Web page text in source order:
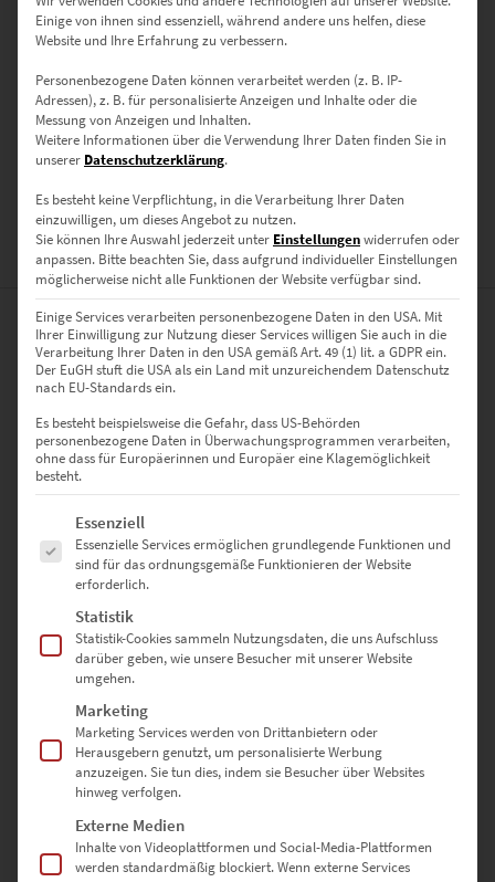
PRODUKT BESONDERHEITEN
AUSFÜHRUNG
Poster, Leinwand auf Keilrahmen, Acrylglas
GRÖSSE
cm, 135 x 90 cm, 150 x 100 cm
BEWERTUNGEN (0)
Es gibt noch keine Bewertungen.
0
SCHREIBE DIE ERSTE BEWERTUNG FÜR „EZ00336 LONDON
Einige von ihnen sind essenziell, während andere uns helfen, diese
Website und Ihre Erfahrung zu verbessern.
Personenbezogene Daten können verarbeitet werden (z. B. IP-
Adressen), z. B. für personalisierte Anzeigen und Inhalte oder die
Messung von Anzeigen und Inhalten.
Weitere Informationen über die Verwendung Ihrer Daten finden Sie in
unserer Datenschutzerklärung.
Es besteht keine Verpflichtung, in die Verarbeitung Ihrer Daten
einzuwilligen, um dieses Angebot zu nutzen.
Sie können Ihre Auswahl jederzeit unter Einstellungenwiderrufen oder
anpassen. Bitte beachten Sie, dass aufgrund individueller Einstellungen
möglicherweise nicht alle Funktionen der Website verfügbar sind.
Einige Services verarbeiten personenbezogene Daten in den USA. Mit
Ihrer Einwilligung zur Nutzung dieser Services willigen Sie auch in die
Verarbeitung Ihrer Daten in den USA gemäß Art. 49 (1) lit. a GDPR ein.
Der EuGH stuft die USA als ein Land mit unzureichendem Datenschutz
nach EU-Standards ein.
Es besteht beispielsweise die Gefahr, dass US-Behörden
personenbezogene Daten in Überwachungsprogrammen verarbeiten,
ohne dass für Europäerinnen und Europäer eine Klagemöglichkeit
besteht.
Es folgt eine Liste der Service-Gruppen, für die eine Einwilligung
Essenziell
Essenzielle Services ermöglichen grundlegende Funktionen und
sind für das ordnungsgemäße Funktionieren der Website
erforderlich.
Statistik
Statistik-Cookies sammeln Nutzungsdaten, die uns Aufschluss
darüber geben, wie unsere Besucher mit unserer Website
umgehen.
Marketing
Marketing Services werden von Drittanbietern oder
Herausgebern genutzt, um personalisierte Werbung
anzuzeigen. Sie tun dies, indem sie Besucher über Websites
hinweg verfolgen.
Externe Medien
Inhalte von Videoplattformen und Social-Media-Plattformen
werden standardmäßig blockiert. Wenn externe Services